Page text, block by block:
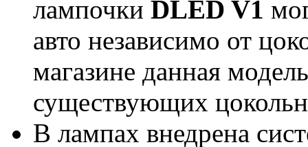
лампочки DLED V1
авто независимо от
магазине данная
существующих
В лампах внедрена